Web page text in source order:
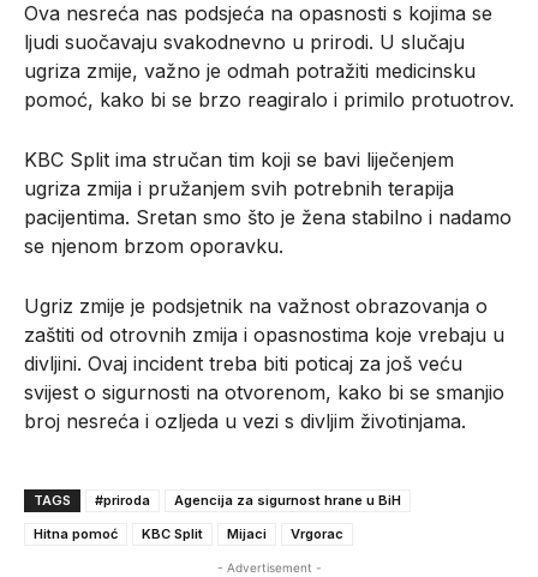
Ova nesreća nas podsjeća na opasnosti s kojima se
ljudi suočavaju svakodnevno u prirodi. U slučaju
ugriza zmije, važno je odmah potražiti medicinsku
pomoć, kako bi se brzo reagiralo i primilo protuotrov.
KBC Split ima stručan tim koji se bavi liječenjem
ugriza zmija i pružanjem svih potrebnih terapija
pacijentima. Sretan smo što je žena stabilno i nadamo
se njenom brzom oporavku.
Ugriz zmije je podsjetnik na važnost obrazovanja o
zaštiti od otrovnih zmija i opasnostima koje vrebaju u
divljini. Ovaj incident treba biti poticaj za još veću
svijest o sigurnosti na otvorenom, kako bi se smanjio
broj nesreća i ozljeda u vezi s divljim životinjama.
TAGS #priroda
Agencija za sigurnost hrane u BiH
Hitna pomoć
KBC Split Mijaci Vrgorac
- Advertisement -